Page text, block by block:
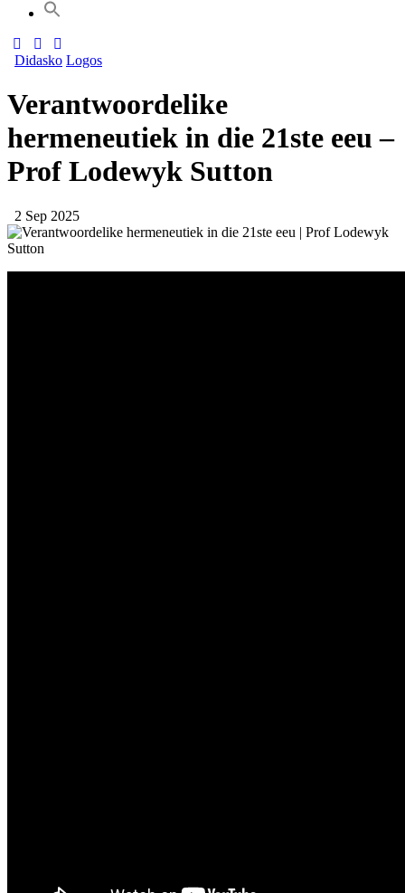
Didasko Logos
Verantwoordelike
hermeneutiek in die 21ste eeu –
Prof Lodewyk Sutton
2 Sep 2025